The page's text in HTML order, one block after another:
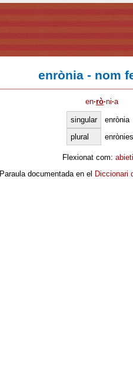
enrònia - nom
en·rò·ni·a
singular
enrònia
plural
enrònies
Flexionat com:
Paraula documentada en el Diccionari